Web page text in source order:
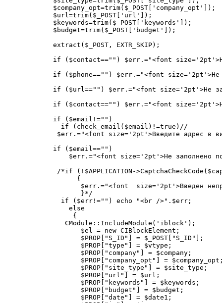
$company_opt=trim($_POST['company_opt']);
$url=trim($_POST['url']);
$keywords=trim($_POST['keywords']);
$budget=trim($_POST['budget']);
extract($_POST, EXTR_SKIP);
if ($contact=="") $err.="<font size='2pt'>Не
if ($phone=="") $err.="<font size='2pt'>Не
if ($url=="") $err.="<font size='2pt'>Не
if ($contact=="") $err.="<font size='2pt'>Не
if ($email!="")
if (check_email($email)!=true)//
$err.="<font size='2pt'>Введите адрес в
if ($email=="")
$err.="<font size='2pt'>Не заполнено
/*if (!$APPLICATION-
{
$err.="<font  size='2pt'>Введен
}*/
if ($err!="") echo "<br />".$err;
else
{
CModule::IncludeModule('iblock');
$el = new CIBlockElement;
$PROP["S_ID"] = $_POST["S_ID"];
$PROP["type"] = $vtype;
$PROP["company"] = $company;
$PROP["company_opt"] =
$PROP["site_type"] = $site_type;
$PROP["url"] = $url;
$PROP["keywords"] = $keywords;
$PROP["budget"] = $budget;
$PROP["date"] = $date1;